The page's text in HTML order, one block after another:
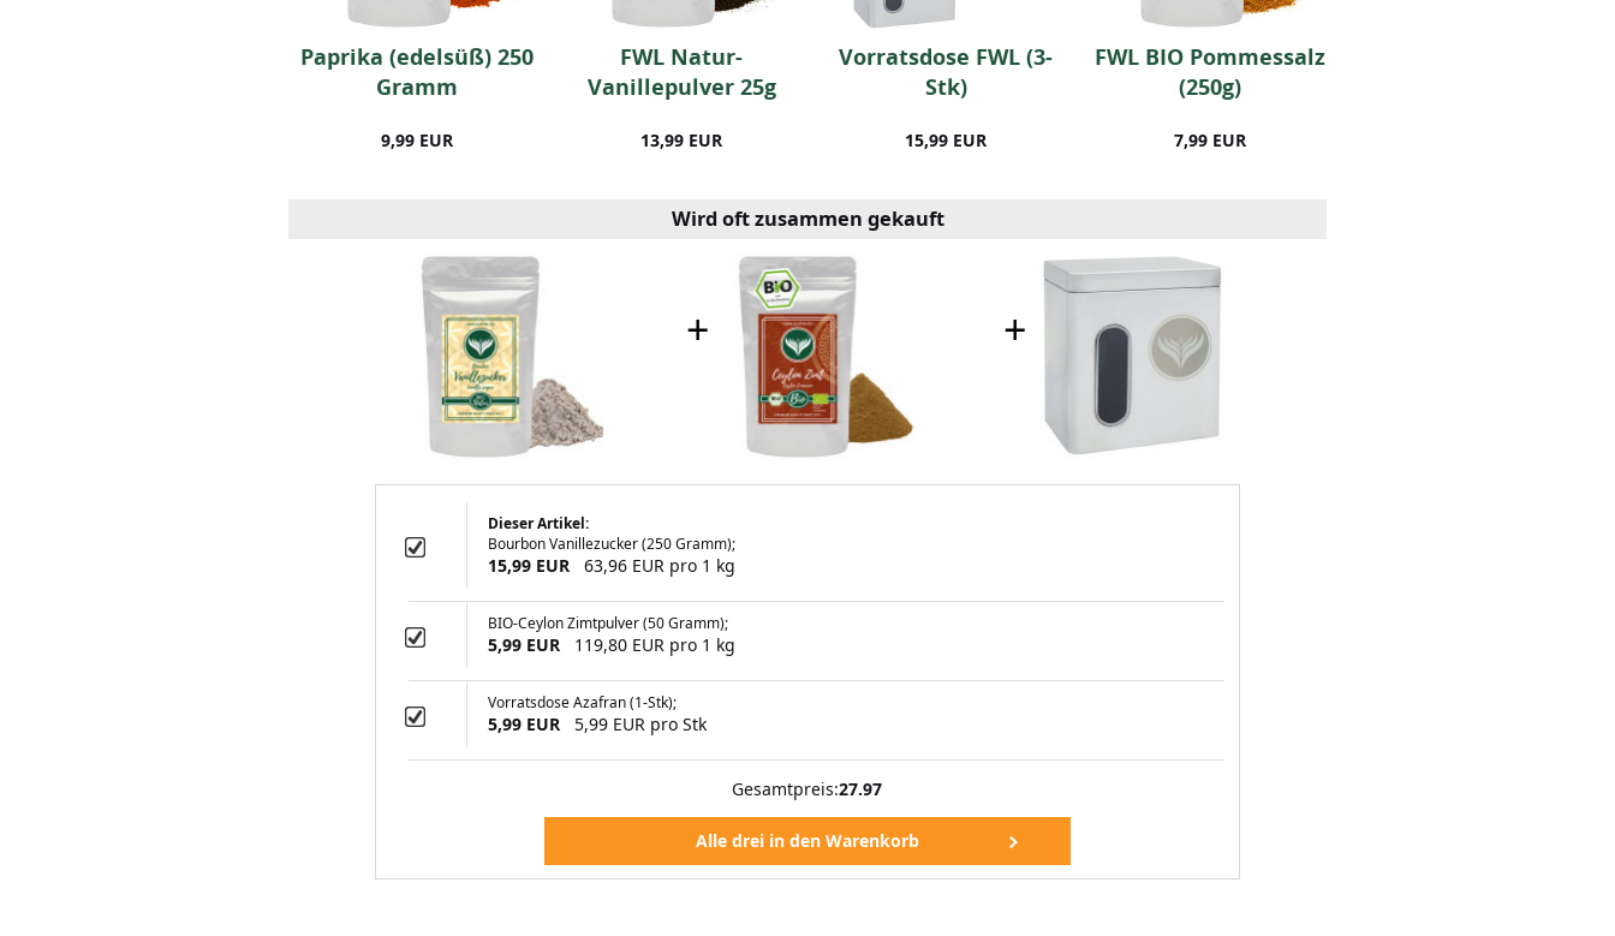
Paprika (edelsüß) 250
Gramm
9,99 EUR
FWL Natur-
Vanillepulver 25g
13,99 EUR
Vorratsdose FWL (3-
Stk)
15,99 EUR
FWL BIO Pommessalz
(250g)
7,99 EUR
Wird oft zusammen gekauft
+ +
Dieser Artikel:
Bourbon Vanillezucker (250 Gramm);
15,99 EUR 63,96 EUR pro 1 kg
BIO-Ceylon Zimtpulver (50 Gramm);
5,99 EUR 119,80 EUR pro 1 kg
Vorratsdose Azafran (1-Stk);
5,99 EUR 5,99 EUR pro Stk
Gesamtpreis:27.97